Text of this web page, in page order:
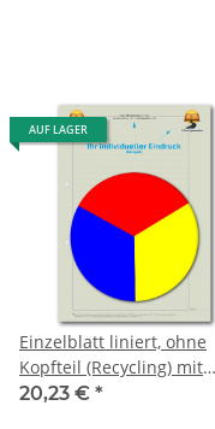
AUF LAGER
Einzelblatt liniert, ohne
Kopfteil (Recycling) mit
Eindruck-Farbe, 1 Pack zu
20,23 € *